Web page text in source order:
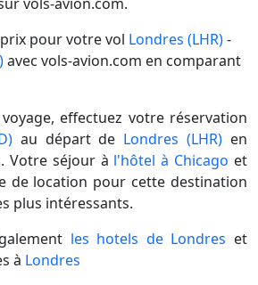
pour votre vol Londres (LHR)-
avec vols-avion.com en comparant
effectuez votre réservation
au départ de Londres (LHR) en
Votre séjour à l'hôtel à Chicago et
de location pour cette destination
plus intéressants.
les hotels de Londres et
à Londres